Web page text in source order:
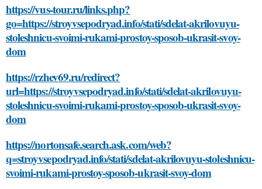
https://vus-tour.ru/links.php?
go=https://stroyvsepodryad.info/stati/sdelat-akrilovuyu-
stoleshnicu-svoimi-rukami-prostoy-sposob-ukrasit-svoy-
dom
https://rzhev69.ru/redirect?
url=https://stroyvsepodryad.info/stati/sdelat-akrilovuyu-
stoleshnicu-svoimi-rukami-prostoy-sposob-ukrasit-svoy-
dom
https://nortonsafe.search.ask.com/web?
q=stroyvsepodryad.info/stati/sdelat-akrilovuyu-stoleshnicu-
svoimi-rukami-prostoy-sposob-ukrasit-svoy-dom